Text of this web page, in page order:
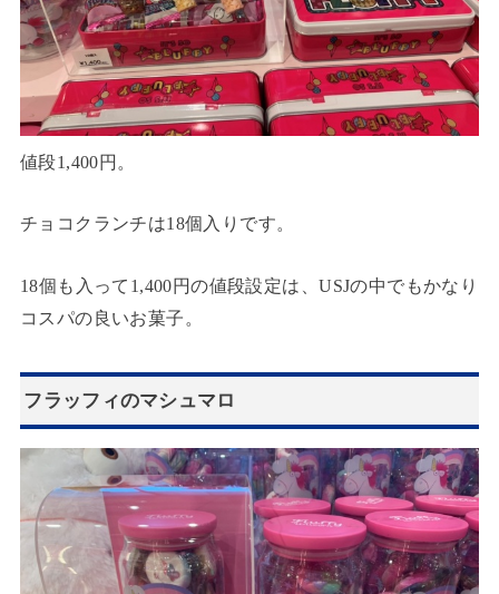
値段1,400円。
チョコクランチは18個入りです。
18個も入って1,400円の値段設定は、USJの中でもかなり
コスパの良いお菓子。
フラッフィのマシュマロ